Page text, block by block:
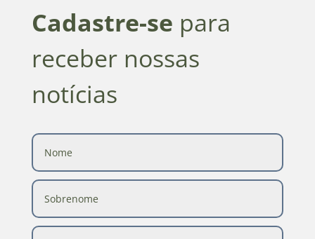
Cadastre-se para
receber nossas
notícias